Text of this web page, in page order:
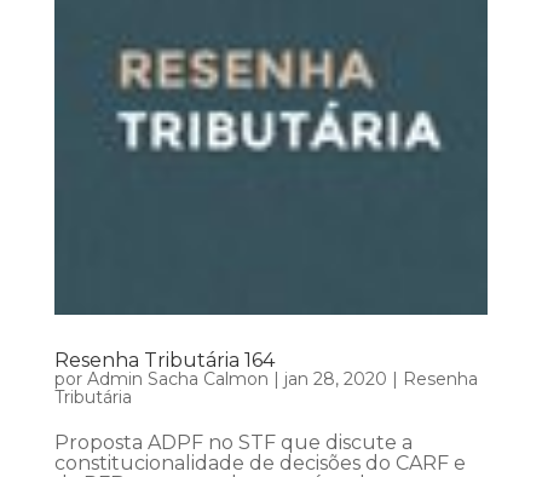
Resenha Tributária 164
por Admin Sacha Calmon | jan 28, 2020 | Resenha
Tributária
Proposta ADPF no STF que discute a
constitucionalidade de decisões do CARF e